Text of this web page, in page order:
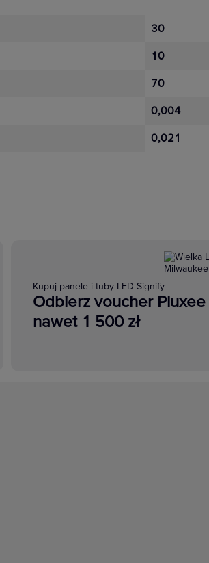
30
10
70
0,004
0,021
Kupuj panele i tuby LED Signify
Odbierz voucher Pluxee
nawet 1 500 zł